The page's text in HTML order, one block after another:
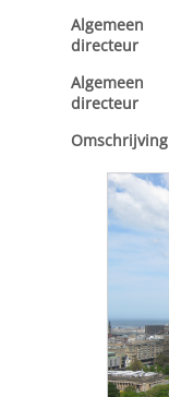
Algemeen
directeur
Algemeen
directeur
Omschrijving